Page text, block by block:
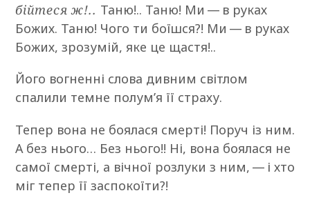
бійтеся ж!.. Таню!.. Таню! Ми — в руках
Божих. Таню! Чого ти боїшся?! Ми — в руках
Божих, зрозумій, яке це щастя!..
Його вогненні слова дивним світлом
спалили темне полум’я її страху.
Тепер вона не боялася смерті! Поруч із ним.
А без нього… Без нього!! Ні, вона боялася не
самої смерті, а вічної розлуки з ним, — і хто
міг тепер її заспокоїти?!